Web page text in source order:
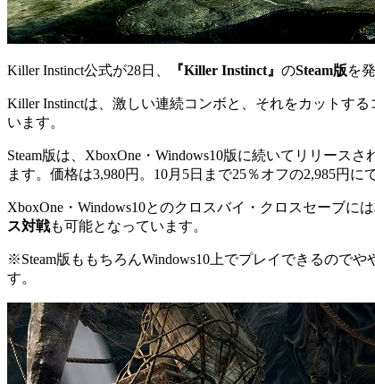
Killer Instinct公式が28日、 『Killer Instinct』 のSteam版を
Killer Instinctは、激しい連続コンボと、それをカットす
います。
Steam版は、XboxOne・Windows10版に続いてリリース
ます。価格は3,980円。10月5日まで25％オフの2,985円に
XboxOne・Windows10とのクロスバイ・クロスセーブに
ス対戦も可能となっています。
※Steam版ももちろんWindows10上でプレイできるので
す。